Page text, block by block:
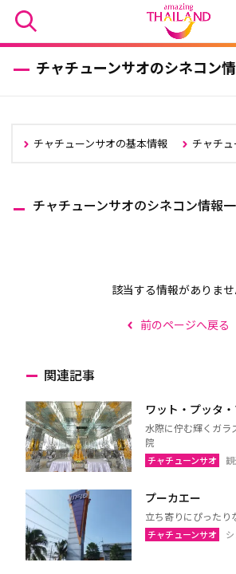
チャチューンサオのシネコン
チャチューンサオの基本情報 チャチ
チャチューンサオのシネコン情報
該当する情報がありま
前のページへ戻る
関連記事
ワット・プッタ
水際に佇む輝くガラ
院
チャチューンサオ
プーカエー
立ち寄りにぴったり
チャチューンサオ